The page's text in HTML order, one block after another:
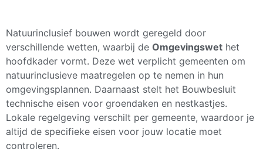
Natuurinclusief bouwen wordt geregeld door
verschillende wetten, waarbij de Omgevingswet het
hoofdkader vormt. Deze wet verplicht gemeenten om
natuurinclusieve maatregelen op te nemen in hun
omgevingsplannen. Daarnaast stelt het Bouwbesluit
technische eisen voor groendaken en nestkastjes.
Lokale regelgeving verschilt per gemeente, waardoor je
altijd de specifieke eisen voor jouw locatie moet
controleren.